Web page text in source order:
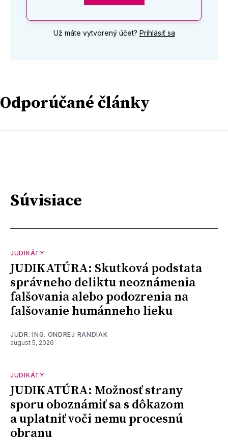
Už máte vytvorený účet? Prihlásiť sa
Odporúčané články
Súvisiace
JUDIKÁTY
JUDIKATÚRA: Skutková podstata
správneho deliktu neoznámenia
falšovania alebo podozrenia na
falšovanie humánneho lieku
JUDR. ING. ONDREJ RANDIAK
august 5, 2026
JUDIKÁTY
JUDIKATÚRA: Možnosť strany
sporu oboznámiť sa s dôkazom
a uplatniť voči nemu procesnú
obranu